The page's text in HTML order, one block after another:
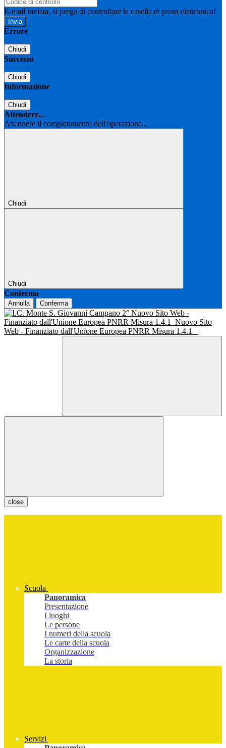
E-mail inviata, si prega di controllare la casella di posta elettronica!
Errore
Chiudi
Successo
Chiudi
Informazione
Chiudi
Attendere...
Attendere il completamento dell'operazione...
Chiudi
Chiudi
Conferma
Annulla Conferma
Nuovo Sito Web -
Finanziato dall'Unione Europea PNRR Misura 1.4.1
Nuovo Sito
Web - Finanziato dall'Unione Europea PNRR Misura 1.4.1
close
Scuola
Panoramica
Presentazione
I luoghi
Le persone
I numeri della scuola
Le carte della scuola
Organizzazione
La storia
Servizi